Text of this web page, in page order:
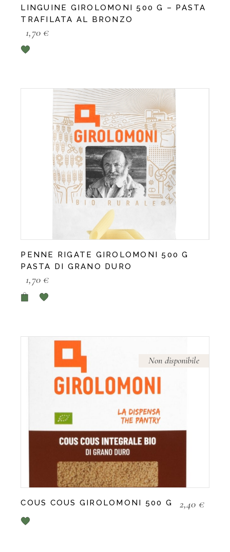
LINGUINE GIROLOMONI 500 G – PASTA
TRAFILATA AL BRONZO
1,70 €
PENNE RIGATE GIROLOMONI 500 G
PASTA DI GRANO DURO
1,70 €
Non disponibile
COUS COUS GIROLOMONI 500 G 2,40 €